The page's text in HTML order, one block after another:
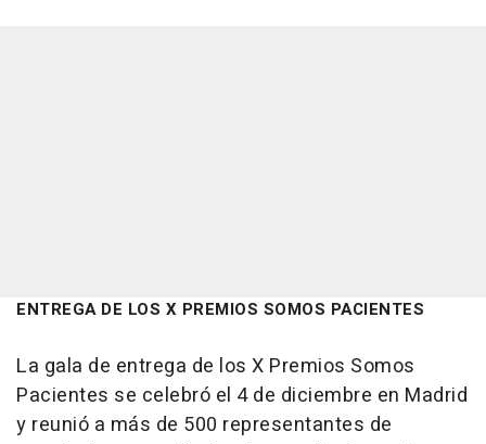
ENTREGA DE LOS X PREMIOS SOMOS PACIENTES
La gala de entrega de los X Premios Somos
Pacientes se celebró el 4 de diciembre en Madrid
y reunió a más de 500 representantes de